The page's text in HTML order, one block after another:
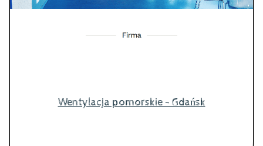
Wentylacja pomorskie - Gdańsk